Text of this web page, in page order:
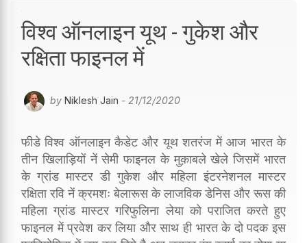
विश्व ऑनलाइन यूथ - गुकेश और
रक्षिता फाइनल में
by Niklesh Jain - 21/12/2020
फीडे विश्व ऑनलाइन कैडेट और यूथ शतरंज में आज भारत के
तीन खिलाड़ियों नें सेमी फाइनल के मुक़ाबले खेले जिसमें भारत
के ग्रांड मास्टर डी गुकेश और महिला इंटरनेशनल मास्टर
रक्षिता रवि नें क्रमशः बेलारूस के लाजविक डेनिस और रूस की
महिला ग्रांड मास्टर गरिफुलिना लेया को पराजित करते हुए
फाइनल में प्रवेश कर लिया और साथ ही भारत के दो पदक इस